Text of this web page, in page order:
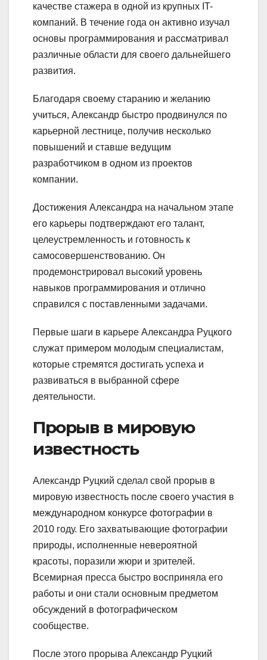
качестве стажера в одной из крупных IT-
компаний. В течение года он активно изучал
основы программирования и рассматривал
различные области для своего дальнейшего
развития.
Благодаря своему старанию и желанию
учиться, Александр быстро продвинулся по
карьерной лестнице, получив несколько
повышений и ставше ведущим
разработчиком в одном из проектов
компании.
Достижения Александра на начальном этапе
его карьеры подтверждают его талант,
целеустремленность и готовность к
самосовершенствованию. Он
продемонстрировал высокий уровень
навыков программирования и отлично
справился с поставленными задачами.
Первые шаги в карьере Александра Руцкого
служат примером молодым специалистам,
которые стремятся достигать успеха и
развиваться в выбранной сфере
деятельности.
Прорыв в мировую
известность
Александр Руцкий сделал свой прорыв в
мировую известность после своего участия в
международном конкурсе фотографии в
2010 году. Его захватывающие фотографии
природы, исполненные невероятной
красоты, поразили жюри и зрителей.
Всемирная пресса быстро восприняла его
работы и они стали основным предметом
обсуждений в фотографическом
сообществе.
После этого прорыва Александр Руцкий